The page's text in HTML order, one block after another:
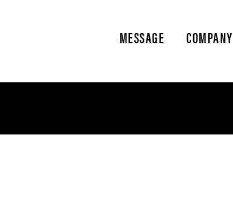
MESSAGE COMPANY